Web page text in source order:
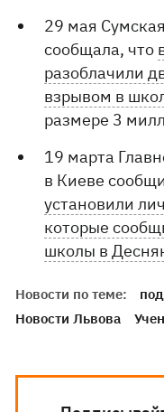
29 мая
сообщала, что
разоблачили
взрывом в
размере 3
19 марта
в Киеве
установили
которые
школы в
Новости по теме:
Новости Львова